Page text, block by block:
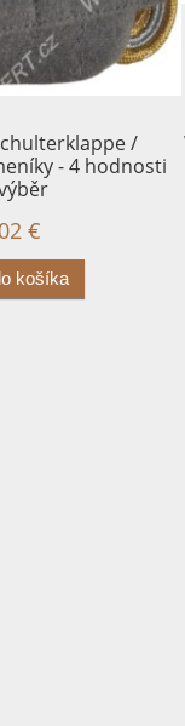
/
- 4 hodnosti
€
košíka